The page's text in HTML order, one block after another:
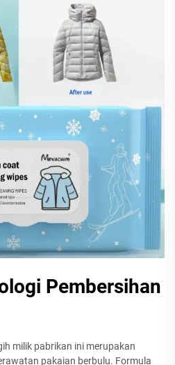
Pembersihan
milik pabrikan ini merupakan
pakaian berbulu. Formula